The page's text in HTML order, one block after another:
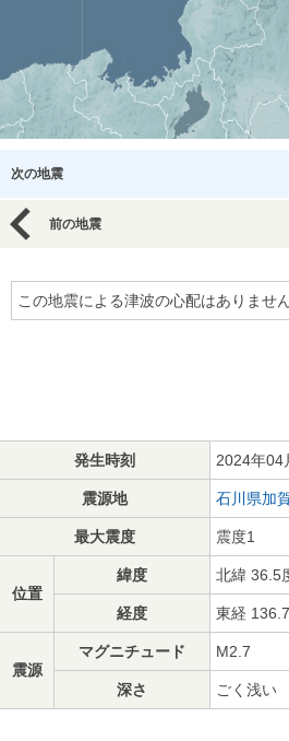
次の地震
前の地震
この地震による津波の心配はありません
発生時刻 2024年04
震源地 石川県加
最大震度 震度1
位置
緯度 北緯 36.5
経度 東経
震源
マグニチュード M2.7
深さ ごく浅い